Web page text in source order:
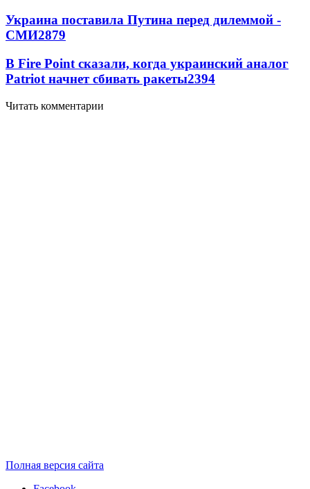
Украина поставила Путина перед дилеммой -
СМИ2879
В Fire Point сказали, когда украинский аналог
Patriot начнет сбивать ракеты2394
Читать комментарии
Полная версия сайта